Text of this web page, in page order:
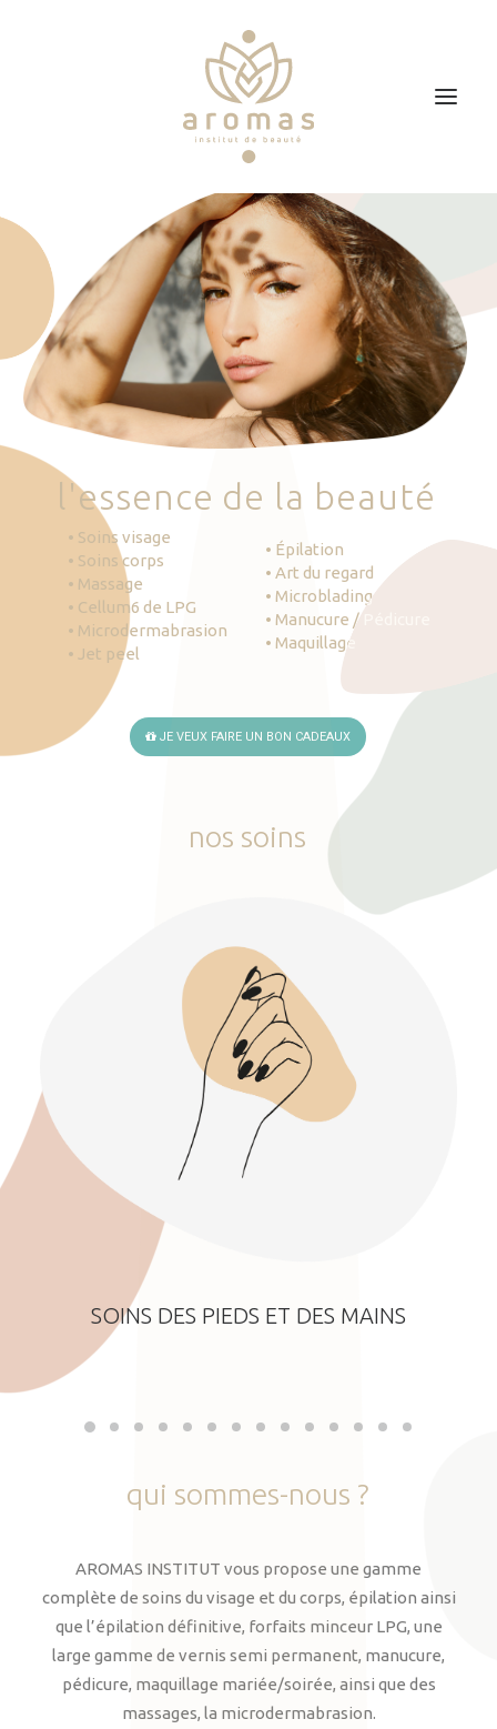
Soins
Je veux faire un bon cadeau
Plan d’accès
Prendre RDV
'essence de la beauté
• Soins visage
• Soins corps
• Massage
• Cellum6 de LPG
• Microdermabrasion
• Jet peel
• Épilation
• Art du regard
• Microblading
• Manucure / Pédicure
• Maquillage
JE VEUX FAIRE UN BON CADEAUX
nos soins
SOINS DES PIEDS ET DES MAINS
qui sommes-nous ?
AROMAS INSTITUT vous propose une gamme
complète de soins du visage et du corps, épilation ainsi
que l’épilation définitive, forfaits minceur LPG, une
large gamme de vernis semi permanent, manucure,
pédicure, maquillage mariée/soirée, ainsi que des
massages, la microdermabrasion.